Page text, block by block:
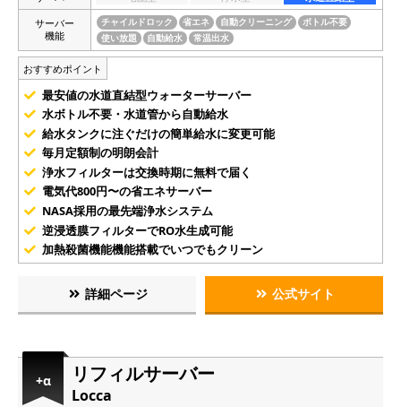
サーバー
機能
チャイルドロック 省エネ 自動クリーニング
ボトル不要
使い放題
自動給水 常温出水
おすすめポイント
最安値の水道直結型ウォーターサーバー
水ボトル不要・水道管から自動給水
給水タンクに注ぐだけの簡単給水に変更可能
毎月定額制の明朗会計
浄水フィルターは交換時期に無料で届く
電気代800円〜の省エネサーバー
NASA採用の最先端浄水システム
逆浸透膜フィルターでRO水生成可能
加熱殺菌機能機能搭載でいつでもクリーン
詳細ページ 公式サイト
+α リフィルサーバー
Locca